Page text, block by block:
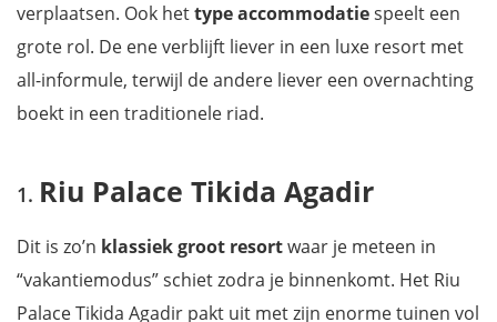
verplaatsen. Ook hettype accommodatiespeelt een
grote rol. De ene verblijft liever in een luxe resort met
all-informule, terwijl de andere liever een overnachting
boekt in een traditionele riad.
Riu Palace Tikida Agadir
Dit is zo’n klassiek groot resortwaar je meteen in
“vakantiemodus” schiet zodra je binnenkomt. Het Riu
Palace Tikida Agadir pakt uit met zijn enorme tuinen vol